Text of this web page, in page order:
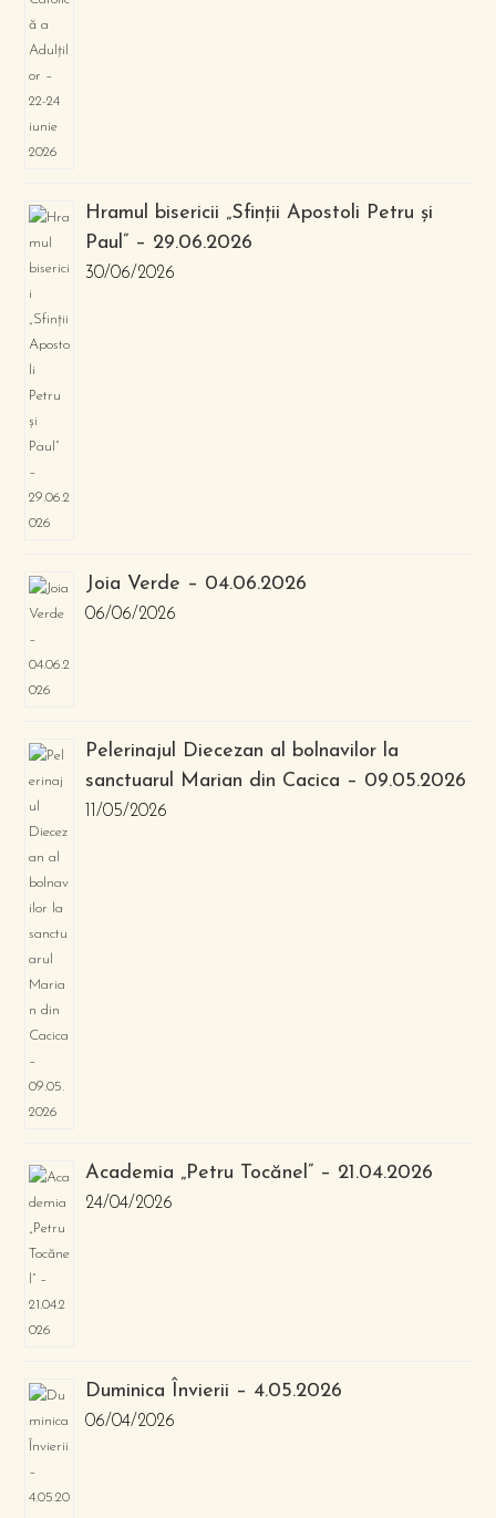
Hramul bisericii „Sfinții Apostoli Petru și
Paul” – 29.06.2026
30/06/2026
Joia Verde – 04.06.2026
06/06/2026
Pelerinajul Diecezan al bolnavilor la
sanctuarul Marian din Cacica – 09.05.2026
11/05/2026
Academia „Petru Tocănel” – 21.04.2026
24/04/2026
Duminica Învierii – 4.05.2026
06/04/2026